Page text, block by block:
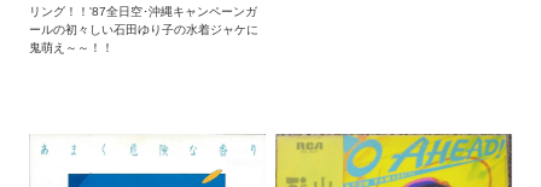
リング！！'87全日空･沖縄キャンペーンガ
ールの初々しい石田ゆり子の水着ジャケに
鬼萌え～～！！